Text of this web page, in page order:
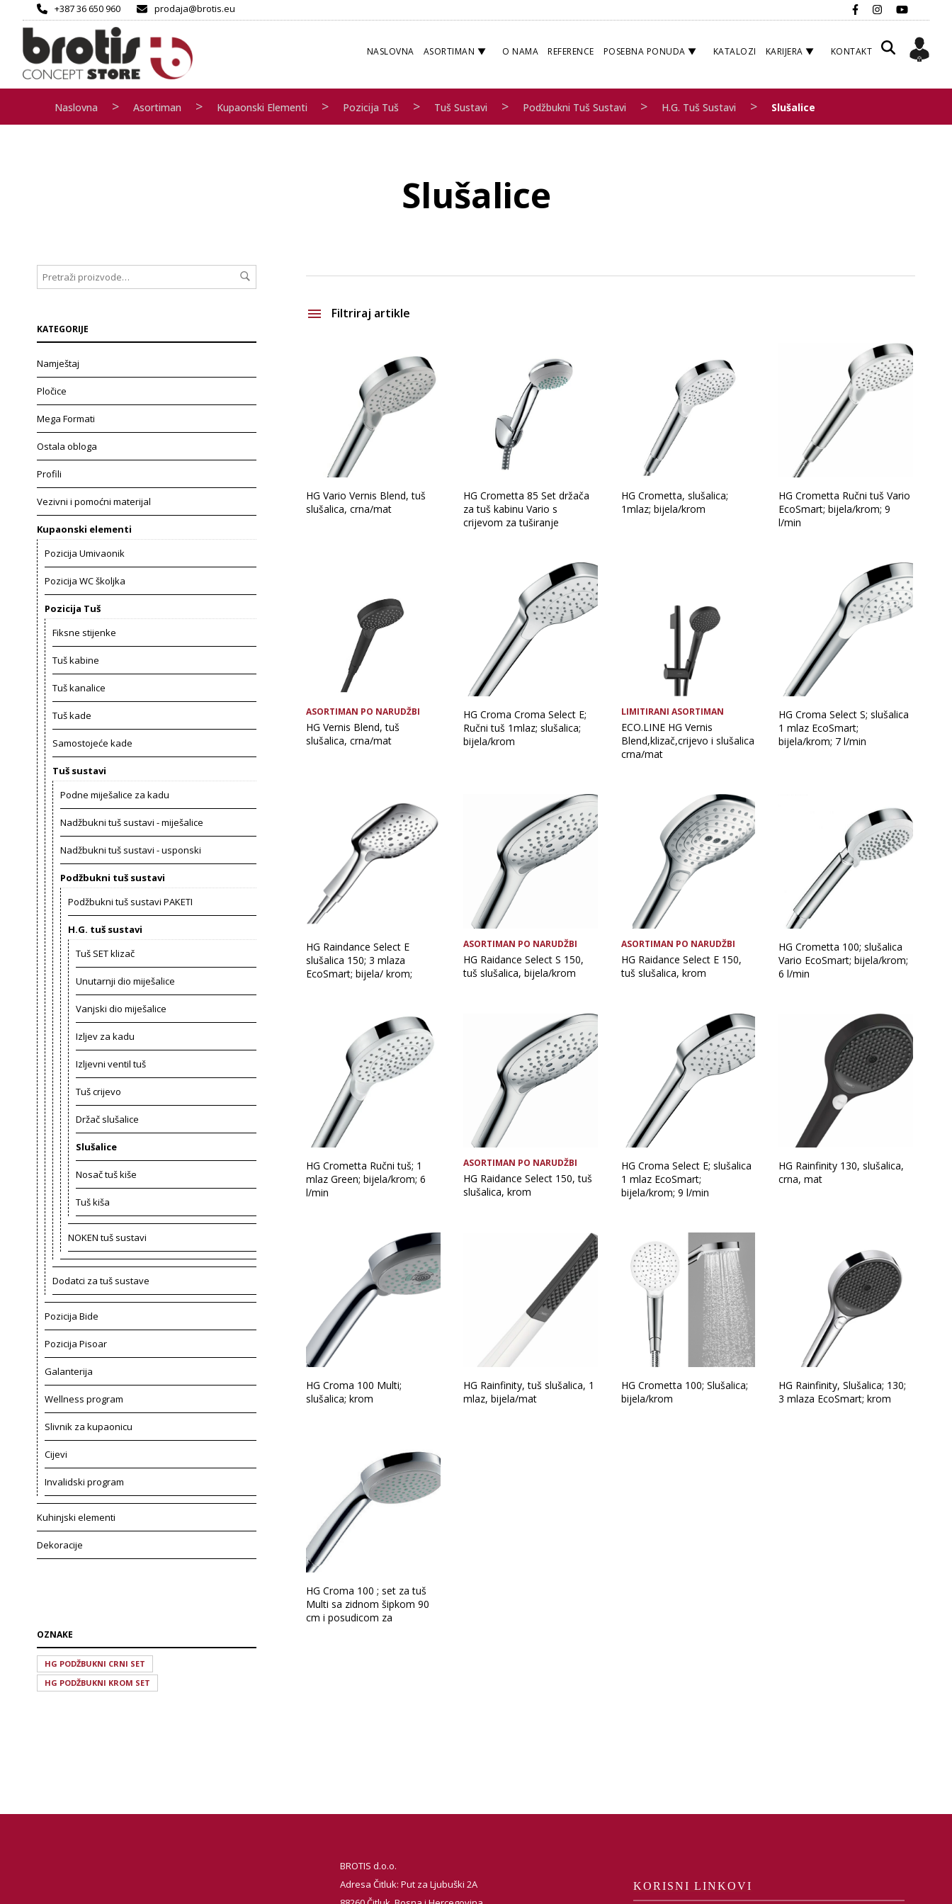
+387 36 650 960 prodaja@brotis.eu
NASLOVNA ASORTIMAN O NAMA REFERENCE POSEBNA PONUDA KATALOZI KARIJERA KONTAKT
Naslovna > Asortiman > Kupaonski Elementi > Pozicija Tuš > Tuš Sustavi > Podžbukni Tuš Sustavi > H.G. Tuš Sustavi > Slušalice
Slušalice
KATEGORIJE
Namještaj
Pločice
Mega Formati
Ostala obloga
Profili
Vezivni i pomoćni materijal
Kupaonski elementi
Pozicija Umivaonik
Pozicija WC školjka
Pozicija Tuš
Fiksne stijenke
Tuš kabine
Tuš kanalice
Tuš kade
Samostojeće kade
Tuš sustavi
Podne miješalice za kadu
Nadžbukni tuš sustavi - miješalice
Nadžbukni tuš sustavi - usponski
Podžbukni tuš sustavi
Podžbukni tuš sustavi PAKETI
H.G. tuš sustavi
Tuš SET klizač
Unutarnji dio miješalice
Vanjski dio miješalice
Izljev za kadu
Izljevni ventil tuš
Tuš crijevo
Držač slušalice
Slušalice
Nosač tuš kiše
Tuš kiša
NOKEN tuš sustavi
Dodatci za tuš sustave
Pozicija Bide
Pozicija Pisoar
Galanterija
Wellness program
Slivnik za kupaonicu
Cijevi
Invalidski program
Kuhinjski elementi
Dekoracije
OZNAKE
HG PODŽBUKNI CRNI SET
HG PODŽBUKNI KROM SET
Filtriraj artikle
Vrsta asortimana Glavna boja
HG Vario Vernis Blend, tuš
slušalica, crna/mat
HG Crometta 85 Set držača
za tuš kabinu Vario s
crijevom za tuširanje
HG Crometta, slušalica;
1mlaz; bijela/krom
HG Crometta Ručni tuš Vario
EcoSmart; bijela/krom; 9
l/min
ASORTIMAN PO NARUDŽBI
HG Vernis Blend, tuš
slušalica, crna/mat
HG Croma Croma Select E;
Ručni tuš 1mlaz; slušalica;
bijela/krom
LIMITIRANI ASORTIMAN
ECO.LINE HG Vernis
Blend,klizač,crijevo i slušalica
crna/mat
HG Croma Select S; slušalica
1 mlaz EcoSmart;
bijela/krom; 7 l/min
HG Raindance Select E
slušalica 150; 3 mlaza
EcoSmart; bijela/ krom;
ASORTIMAN PO NARUDŽBI
HG Raidance Select S 150,
tuš slušalica, bijela/krom
ASORTIMAN PO NARUDŽBI
HG Raidance Select E 150,
tuš slušalica, krom
HG Crometta 100; slušalica
Vario EcoSmart; bijela/krom;
6 l/min
HG Crometta Ručni tuš; 1
mlaz Green; bijela/krom; 6
l/min
ASORTIMAN PO NARUDŽBI
HG Raidance Select 150, tuš
slušalica, krom
HG Croma Select E; slušalica
1 mlaz EcoSmart;
bijela/krom; 9 l/min
HG Rainfinity 130, slušalica,
crna, mat
HG Croma 100 Multi;
slušalica; krom
HG Rainfinity, tuš slušalica, 1
mlaz, bijela/mat
HG Crometta 100; Slušalica;
bijela/krom
HG Rainfinity, Slušalica; 130;
3 mlaza EcoSmart; krom
HG Croma 100 ; set za tuš
Multi sa zidnom šipkom 90
cm i posudicom za
BROTIS d.o.o.
Adresa Čitluk: Put za Ljubuški 2A
KORISNI LINKOVI